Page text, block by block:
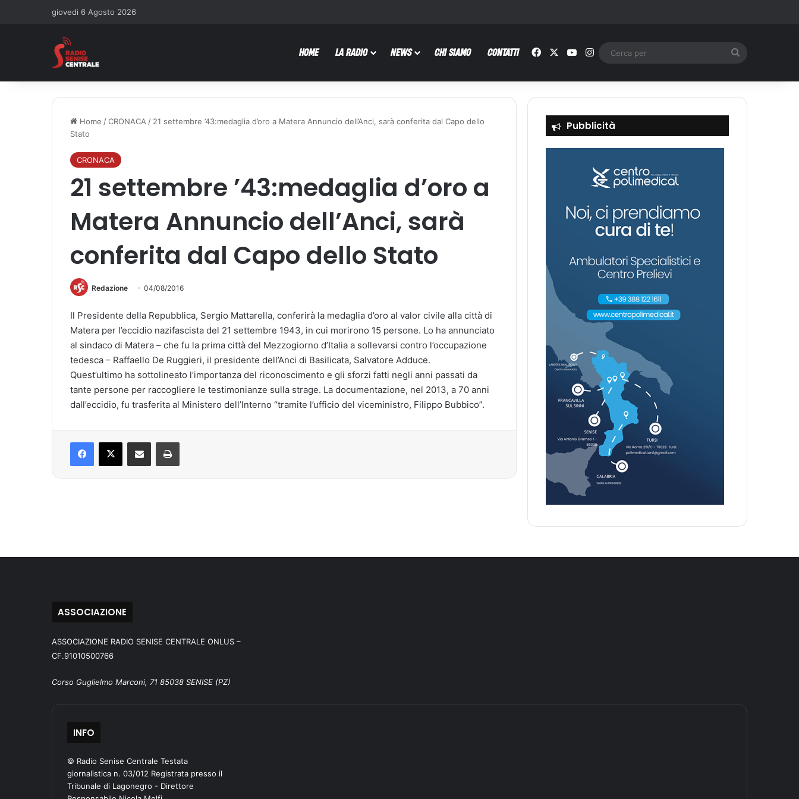
giovedì 6 Agosto 2026
HOME LA RADIO NEWS CHI SIAMO CONTATTI Facebook You TubeInstagram
Home /CRONACA / 21 settembre ’43:medaglia d’oro a Matera Annuncio dell’Anci, sarà conferita dal Capo dello
Stato
CRONACA
21 settembre ’43:medaglia d’oro a
Matera Annuncio dell’Anci, sarà
conferita dal Capo dello Stato
Redazione 04/08/2016
Il Presidente della Repubblica, Sergio Mattarella, conferirà la medaglia d’oro al valor civile alla città di
Matera per l’eccidio nazifascista del 21 settembre 1943, in cui morirono 15 persone. Lo ha annunciato
al sindaco di Matera – che fu la prima città del Mezzogiorno d’Italia a sollevarsi contro l’occupazione
tedesca – Raffaello De Ruggieri, il presidente dell’Anci di Basilicata, Salvatore Adduce.
Quest’ultimo ha sottolineato l’importanza del riconoscimento e gli sforzi fatti negli anni passati da
tante persone per raccogliere le testimonianze sulla strage. La documentazione, nel 2013, a 70 anni
dall’eccidio, fu trasferita al Ministero dell’Interno “tramite l’ufficio del viceministro, Filippo Bubbico”.
Pubblicità
ASSOCIAZIONE
ASSOCIAZIONE RADIO SENISE CENTRALE ONLUS –
CF.91010500766
Corso Guglielmo Marconi, 71 85038 SENISE (PZ)
INFO
© Radio Senise Centrale Testata
giornalistica n. 03/012 Registrata presso il
Tribunale di Lagonegro - Direttore